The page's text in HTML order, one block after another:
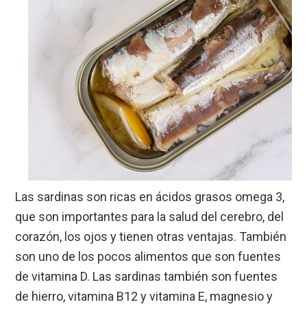
Las sardinas son ricas en ácidos grasos omega 3,
que son importantes para la salud del cerebro, del
corazón, los ojos y tienen otras ventajas. También
son uno de los pocos alimentos que son fuentes
de vitamina D. Las sardinas también son fuentes
de hierro, vitamina B12 y vitamina E, magnesio y